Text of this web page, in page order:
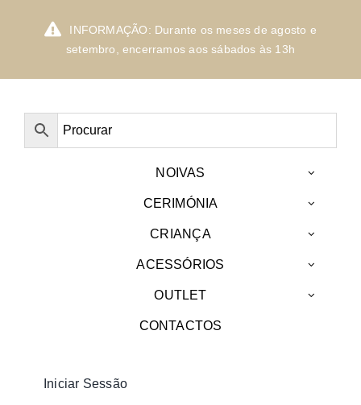
INFORMAÇÃO: Durante os meses de agosto e
setembro, encerramos aos sábados às 13h
NOIVAS
CERIMÓNIA
CRIANÇA
ACESSÓRIOS
OUTLET
CONTACTOS
Iniciar Sessão